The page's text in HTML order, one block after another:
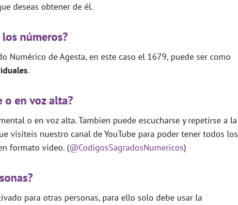
deseas obtener de él.
números?
Numérico de Agesta, en este caso el 1679, puede ser como
.
o en voz alta?
o en voz alta. Tambien puede escucharse y repetirse a la
visiteis nuestro canal de YouTube para poder tener todos los
formato video. (@CodigosSagradosNumericos)
para otras personas, para ello solo debe usar la